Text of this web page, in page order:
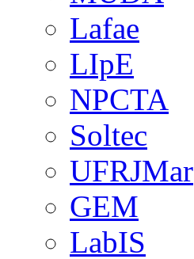
Lafae
LIpE
NPCTA
Soltec
UFRJMar
GEM
LabIS